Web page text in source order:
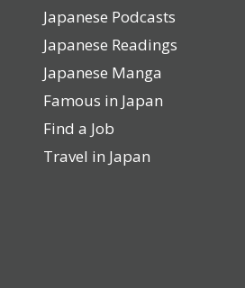
Japanese Podcasts
Japanese Readings
Japanese Manga
Famous in Japan
Find a Job
Travel in Japan